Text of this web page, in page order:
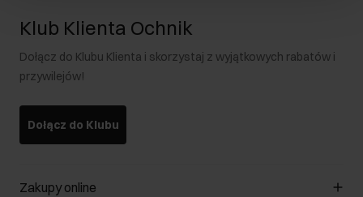
Klub Klienta Ochnik
Dołącz do Klubu Klienta i skorzystaj z wyjątkowych rabatów i
przywilejów!
Dołącz do Klubu
Zakupy online